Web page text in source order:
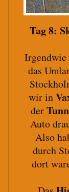
Tag 8:
Irgendwie
das
wir in
der
Auto
Also
durch
dort